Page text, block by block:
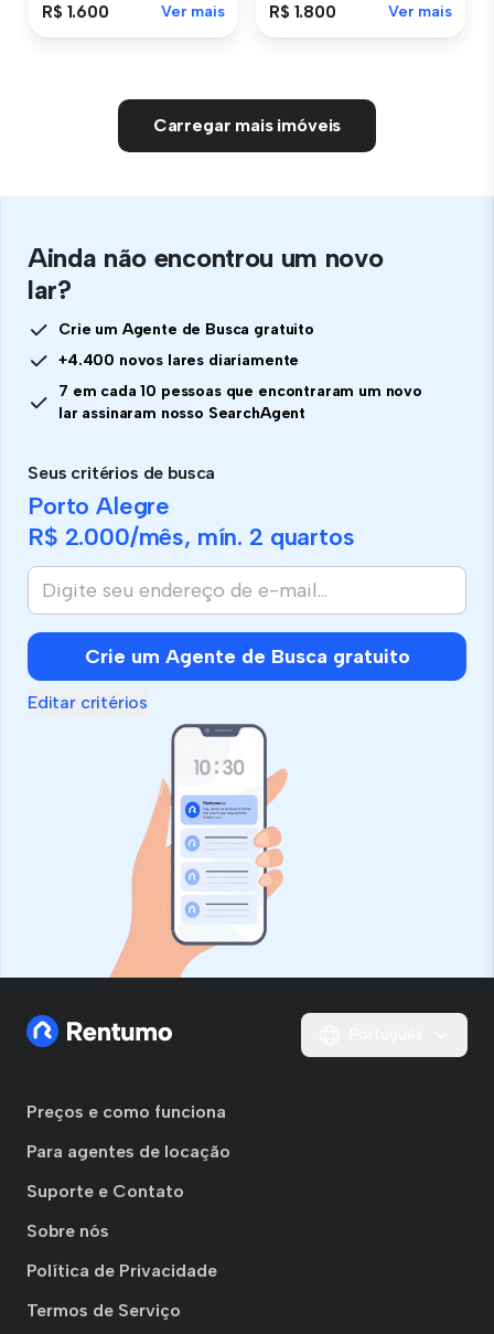
R$ 1.600 Ver mais R$ 1.800 Ver mais
Carregar mais imóveis
Ainda não encontrou um novo
lar?
Crie um Agente de Busca gratuito
+4.400 novos lares diariamente
7 em cada 10 pessoas que encontraram um novo
lar assinaram nosso SearchAgent
Seus critérios de busca
Porto Alegre
R$ 2.000/mês, mín. 2 quartos
Crie um Agente de Busca gratuito
Editar critérios
Preços e como funciona
Para agentes de locação
Suporte e Contato
Sobre nós
Política de Privacidade
Termos de Serviço